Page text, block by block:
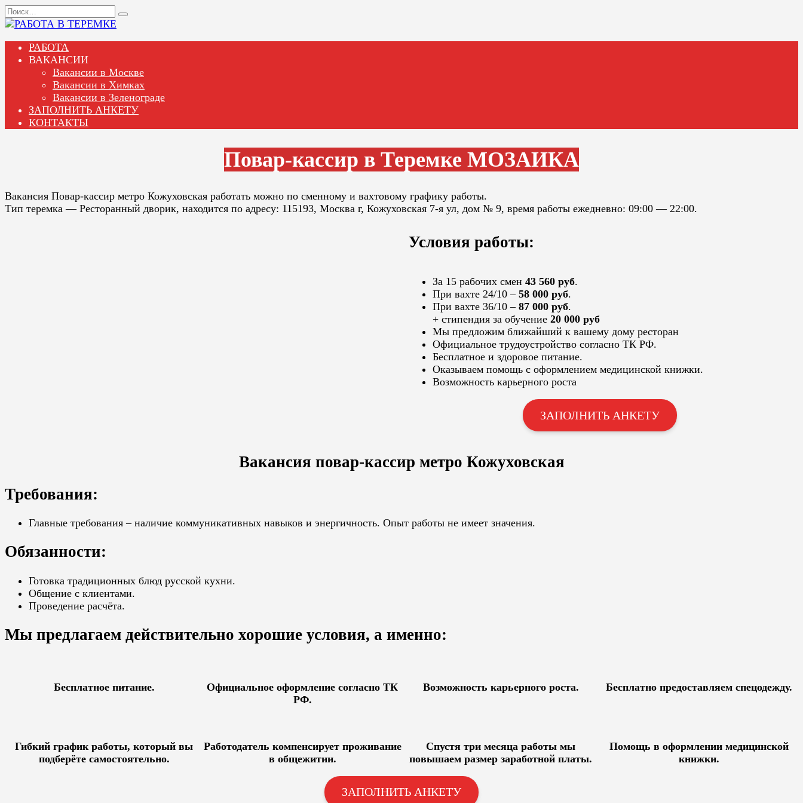
Перейти
к
Search
for:
РАБОТА
ВАКАНСИИ
Вакансии в Москве
Вакансии в Химках
Вакансии в Зеленограде
ЗАПОЛНИТЬ АНКЕТУ
КОНТАКТЫ
Повар-кассир в Теремке МОЗАИКА
Вакансия Повар-кассир метро Кожуховская работать можно по сменному и вахтовому графику работы.
Тип теремка — Ресторанный дворик, находится по адресу: 115193, Москва г, Кожуховская 7-я ул, дом № 9, время работы ежедневно: 09:00 — 22:00.
Условия работы:
За 15 рабочих смен 43 560 руб.
При вахте 24/10 – 58 000 руб.
При вахте 36/10 – 87 000 руб.
+ стипендия за обучение 20 000 руб
Мы предложим ближайший к вашему дому ресторан
Официальное трудоустройство согласно ТК РФ.
Бесплатное и здоровое питание.
Оказываем помощь с оформлением медицинской книжки.
Возможность карьерного роста
ЗАПОЛНИТЬ АНКЕТУ
Вакансия повар-кассир метро Кожуховская
Требования:
Главные требования – наличие коммуникативных навыков и энергичность. Опыт работы не имеет значения.
Обязанности:
Готовка традиционных блюд русской кухни.
Общение с клиентами.
Проведение расчёта.
Мы предлагаем действительно хорошие условия, а именно:
Бесплатное питание.
Официальное оформление согласно ТК
РФ.
Возможность карьерного роста. Бесплатно предоставляем спецодежду.
Гибкий график работы, который вы
подберёте самостоятельно.
Работодатель компенсирует проживание
в общежитии.
Спустя три месяца работы мы
повышаем размер заработной платы.
Помощь в оформлении медицинской
книжки.
ЗАПОЛНИТЬ АНКЕТУ